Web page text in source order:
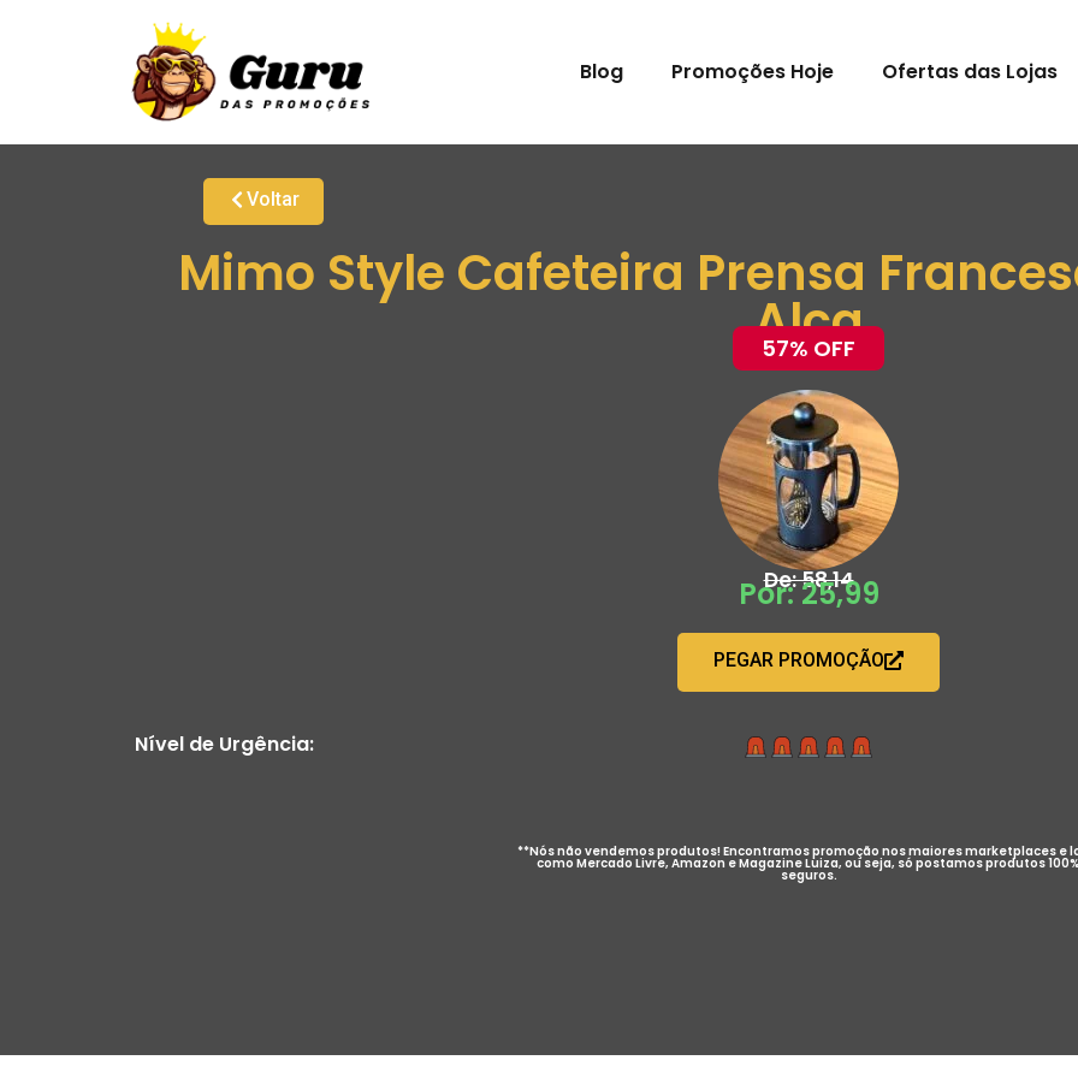
Blog Promoções Hoje Ofertas das Lojas
Voltar
Mimo Style Cafeteira Prensa
Alça
57% OFF
De: 58,14
Por: 25,99
PEGAR PROMOÇÃO
Nível de Urgência:
**Nós não vendemos produtos! Encontramos promoção nos maiores marketplaces e
como Mercado Livre, Amazon e Magazine Luiza, ou seja, só postamos produtos 100%
seguros.